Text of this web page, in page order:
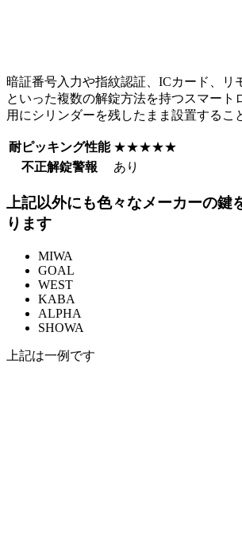
暗証番号入力や指紋認証、ICカード、リ
といった複数の解錠方法を持つスマート
用にシリンダーを残したまま設置するこ
耐ピッキング性能 ★★★★★
不正解錠警報
あり
上記以外にも色々なメーカーの鍵
ります
MIWA
GOAL
WEST
KABA
ALPHA
SHOWA
上記は一例です